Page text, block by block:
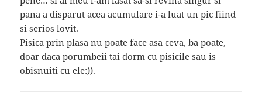
pana a disparut acea acumulare i-a luat un pic fiind
si serios lovit.
Pisica prin plasa nu poate face asa ceva, ba poate,
doar daca porumbeii tai dorm cu pisicile sau is
obisnuiti cu ele:)).